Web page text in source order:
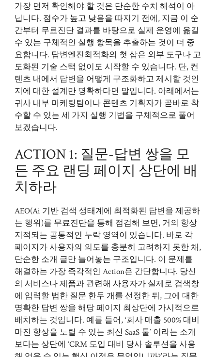
가장 먼저 확인해야 할 것은 단순한 수치 해석이 아
닙니다. 점수가 높고 낮음을 따지기 전에, 지금 이 순
간부터 무료진단 결과를 바탕으로 실제 운영에 옮길
수 있는 구체적인 실행 항목을 추출하는 것이 더 중
요합니다. 답변엔진최적화의 첫 삽은 외부 도구나 고
도화된 기술 스택 없이도 시작할 수 있습니다. 단, 컨
텐츠 내에서 답변을 어떻게 구조화하고 제시할 것인
지에 대한 설계만 명확하다면 말입니다. 아래에서는
귀사 내부 마케팅팀이나 콘텐츠 기획자가 곧바로 착
수할 수 있는 세 가지 실행 기법을 구체적으로 풀어
보겠습니다.
ACTION 1: 질문-답변 쌍을 모
든 주요 랜딩 페이지 상단에 배
치하라
AEO(Ai 기반 검색 생태계에 최적화된 답변을 제공하
는 행위)를 무료진단을 통해 점검해 보면, 거의 항상
지적되는 공통적인 누락 영역이 있습니다. 바로 각
페이지가 사용자의 의도를 충분히 고려하지 못한 채,
단순한 소개 글만 늘어놓는 구조입니다. 이 문제를
해결하는 가장 즉각적인 Action은 간단합니다. 당신
의 서비스나 제품과 관련해 사용자가 실제로 검색창
에 입력할 법한 질문 한두 개를 선정한 뒤, 그에 대한
명확한 답변 쌍을 해당 페이지 최상단에 가시적으로
배치하는 것입니다. 예를 들어, ‘회사 매출 500% 대비
마진 향상을 노릴 수 있는 최신 SaaS 툴’ 이라는 소개
보다는 상단에 ‘CRM 도입 대비 당사 솔루션을 사용